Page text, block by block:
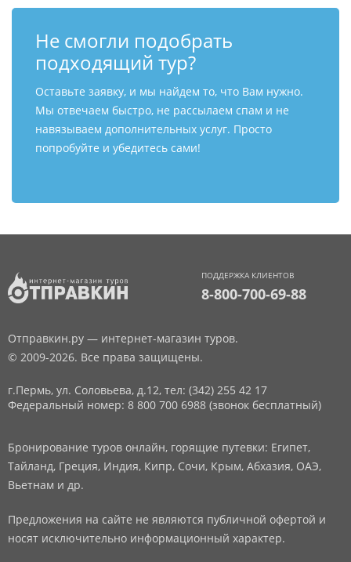
Не смогли подобрать
подходящий тур?
Оставьте заявку, и мы найдем то, что Вам нужно.
Мы отвечаем быстро, не рассылаем спам и не
навязываем дополнительных услуг. Просто
попробуйте и убедитесь сами!
ПОДДЕРЖКА КЛИЕНТОВ
8-800-700-69-88
Отправкин.ру — интернет-магазин туров.
© 2009-2026. Все права защищены.
г.Пермь, ул. Соловьева, д.12, тел: (342) 255 42 17
Федеральный номер: 8 800 700 6988 (звонок бесплатный)
Бронирование туров онлайн, горящие путевки: Египет,
Тайланд, Греция, Индия, Кипр, Сочи, Крым, Абхазия, ОАЭ,
Вьетнам и др.
Предложения на сайте не являются публичной офертой и
носят исключительно информационный характер.